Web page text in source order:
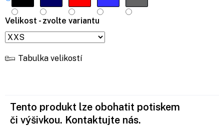
Velikost - zvolte variantu
Tabulka velikostí
Tento produkt lze obohatit potiskem
či výšivkou. Kontaktujte nás.